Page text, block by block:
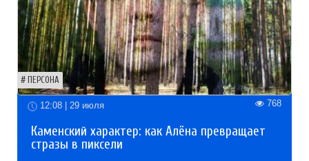
ПЕРСОНА
12:08 | 29 июля 768
Каменский характер: как Алёна превращает
стразы в пиксели